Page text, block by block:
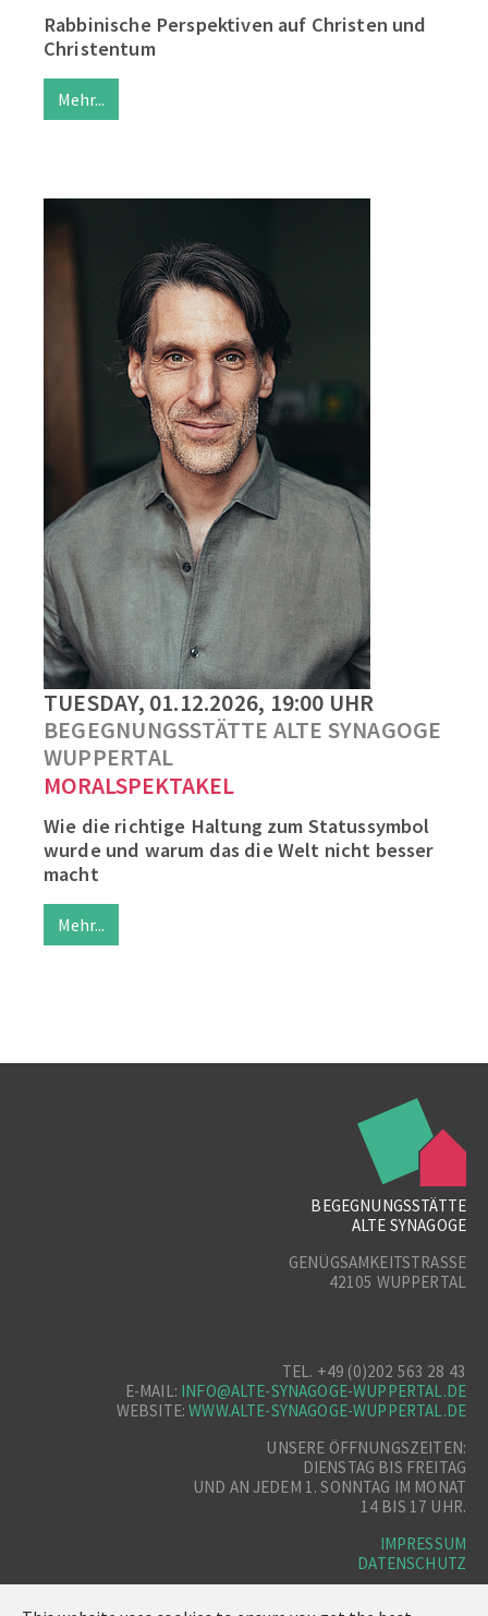
Rabbinische Perspektiven auf Christen und
Christentum
Mehr...
TUESDAY, 01.12.2026, 19:00 UHR
BEGEGNUNGSSTÄTTE ALTE SYNAGOGE
WUPPERTAL
MORALSPEKTAKEL
Wie die richtige Haltung zum Statussymbol
wurde und warum das die Welt nicht besser
macht
Mehr...
BEGEGNUNGSSTÄTTE
ALTE SYNAGOGE
GENÜGSAMKEITSTRASSE
42105 WUPPERTAL
TEL. +49 (0)202 563 28 43
E-MAIL: INFO@ALTE-SYNAGOGE-WUPPERTAL.DE
WEBSITE:WWW.ALTE-SYNAGOGE-WUPPERTAL.DE
UNSERE ÖFFNUNGSZEITEN:
DIENSTAG BIS FREITAG
UND AN JEDEM 1. SONNTAG IM MONAT
14 BIS 17 UHR.
IMPRESSUM
DATENSCHUTZ